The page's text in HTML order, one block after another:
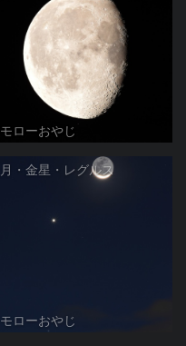
モローおやじ
月・金星・レグルス
モローおやじ